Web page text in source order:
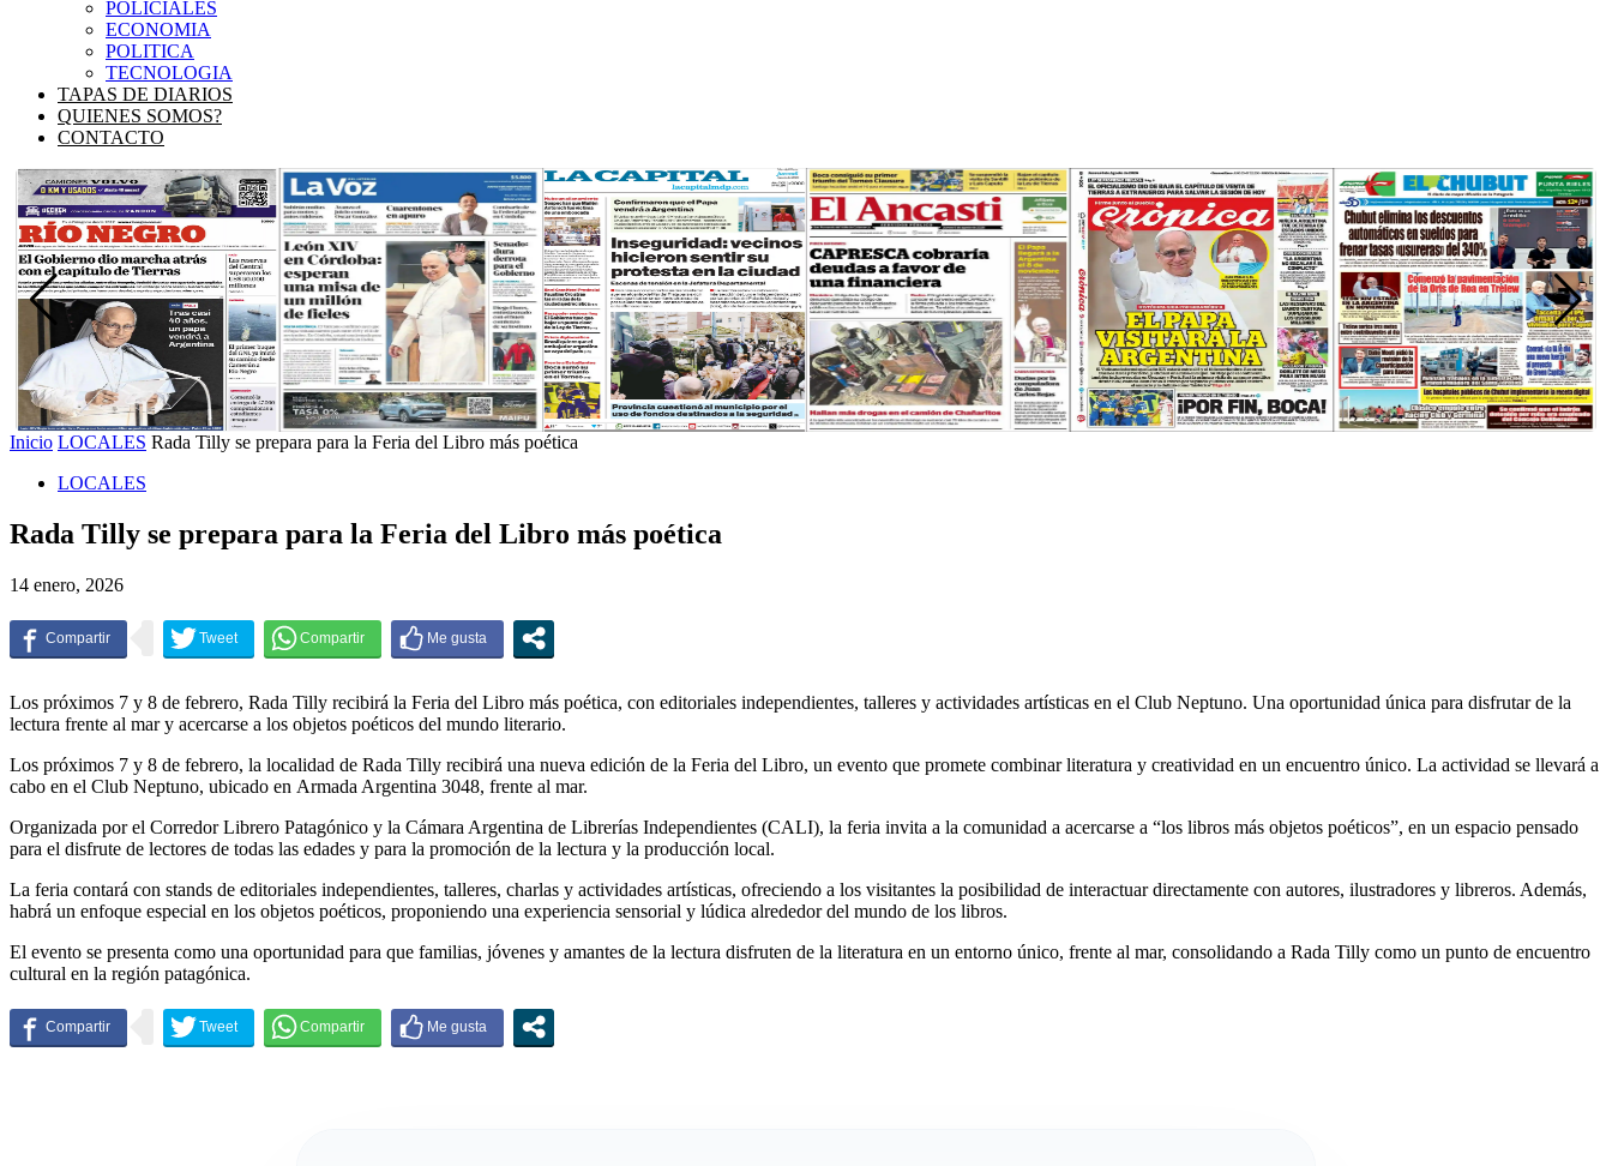
POLICIALES
ECONOMIA
POLITICA
TECNOLOGIA
TAPAS DE DIARIOS
QUIENES SOMOS?
CONTACTO
Inicio LOCALES Rada Tilly se prepara para la Feria del Libro más poética
LOCALES
Rada Tilly se prepara para la Feria del Libro más poética
14 enero, 2026
Los próximos 7 y 8 de febrero, Rada Tilly recibirá la Feria del Libro más poética, con editoriales independientes, talleres y actividades artísticas en el Club Neptuno. Una oportunidad única para disfrutar de la
lectura frente al mar y acercarse a los objetos poéticos del mundo literario.
Los próximos 7 y 8 de febrero, la localidad de Rada Tilly recibirá una nueva edición de la Feria del Libro, un evento que promete combinar literatura y creatividad en un encuentro único. La actividad se llevará a
cabo en el Club Neptuno, ubicado en Armada Argentina 3048, frente al mar.
Organizada por el Corredor Librero Patagónico y la Cámara Argentina de Librerías Independientes (CALI), la feria invita a la comunidad a acercarse a “los libros más objetos poéticos”, en un espacio pensado
para el disfrute de lectores de todas las edades y para la promoción de la lectura y la producción local.
La feria contará con stands de editoriales independientes, talleres, charlas y actividades artísticas, ofreciendo a los visitantes la posibilidad de interactuar directamente con autores, ilustradores y libreros. Además,
habrá un enfoque especial en los objetos poéticos, proponiendo una experiencia sensorial y lúdica alrededor del mundo de los libros.
El evento se presenta como una oportunidad para que familias, jóvenes y amantes de la lectura disfruten de la literatura en un entorno único, frente al mar, consolidando a Rada Tilly como un punto de encuentro
cultural en la región patagónica.